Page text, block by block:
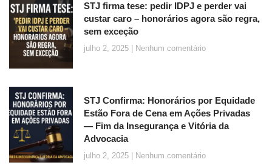
STJ firma tese: pedir IDPJ e perder vai
custar caro – honorários agora são regra,
sem exceção
julho 2, 2025 Nenhum comentário
STJ Confirma: Honorários por Equidade
Estão Fora de Cena em Ações Privadas
— Fim da Insegurança e Vitória da
Advocacia
julho 2, 2025 Nenhum comentário